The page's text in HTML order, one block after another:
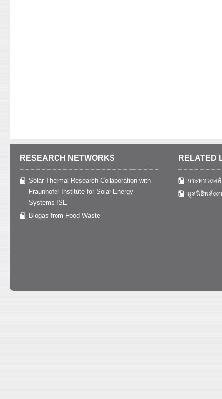
RESEARCH NETWORKS
Solar Thermal Research Collaboration with
Fraunhofer Institute for Solar Energy
Systems ISE
Biogas from Food Waste
RELATED
กระทรวงพลั
มูลนิธิพลังง